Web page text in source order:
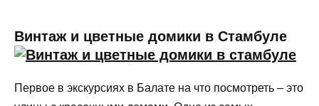
Винтаж и цветные домики в Стамбуле
Первое в экскурсиях в Балате на что посмотреть – это